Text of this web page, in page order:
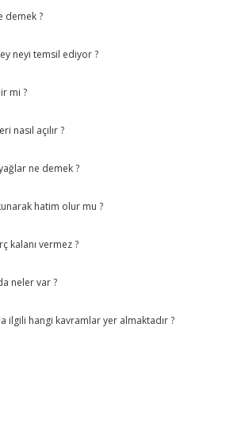
demek ?
neyi temsil ediyor ?
mi ?
nasıl açılır ?
ne demek ?
hatim olur mu ?
kalanı vermez ?
neler var ?
ilgili hangi kavramlar yer almaktadır ?